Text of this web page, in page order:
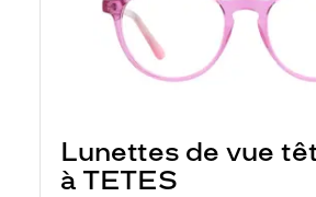
Lunettes de vue
à TETES